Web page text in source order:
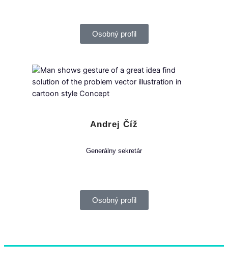
Osobný profil
Andrej Číž
Generálny sekretár
Osobný profil